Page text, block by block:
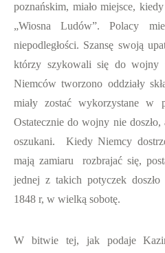
poznańskim, miało miejsce,
„Wiosna Ludów”. Polacy
niepodległości. Szansę swoją
którzy szykowali się do wojny
Niemców tworzono oddziały
miały zostać wykorzystane w
Ostatecznie do wojny nie
oszukani. Kiedy Niemcy
mają zamiaru rozbrajać się,
jednej z takich potyczek
1848 r, w wielką sobotę.
W bitwie tej, jak podaje